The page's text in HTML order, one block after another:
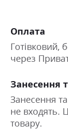
Оплата
Готівковий,
через
Занесення
Занесення
не входять.
товару.